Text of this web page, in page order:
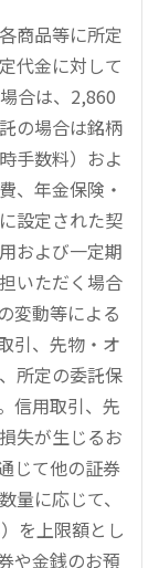
商品等に所定
代金に対して
合は、2,860
の場合は銘柄
手数料）およ
、年金保険・
設定された契
および一定期
いただく場合
変動等による
引、先物・オ
所定の委託保
信用取引、先
失が生じるお
じて他の証券
量に応じて、
を上限額とし
や金銭のお預